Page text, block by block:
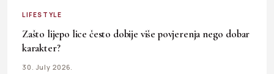
LIFESTYLE
Zašto lijepo lice često dobije više povjerenja nego dobar
karakter?
30. July 2026.